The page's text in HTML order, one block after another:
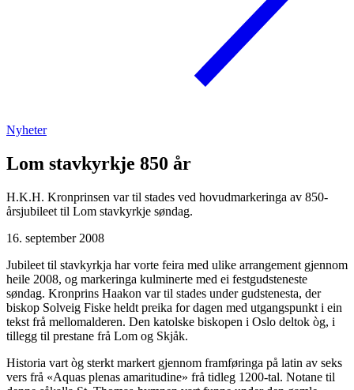
Nyheter
Lom stavkyrkje 850 år
H.K.H. Kronprinsen var til stades ved hovudmarkeringa av 850-
årsjubileet til Lom stavkyrkje søndag.
16. september 2008
Jubileet til stavkyrkja har vorte feira med ulike arrangement gjennom
heile 2008, og markeringa kulminerte med ei festgudsteneste
søndag. Kronprins Haakon var til stades under gudstenesta, der
biskop Solveig Fiske heldt preika for dagen med utgangspunkt i ein
tekst frå mellomalderen. Den katolske biskopen i Oslo deltok òg, i
tillegg til prestane frå Lom og Skjåk.
Historia vart òg sterkt markert gjennom framføringa på latin av seks
vers frå «Aquas plenas amaritudine» frå tidleg 1200-tal. Notane til